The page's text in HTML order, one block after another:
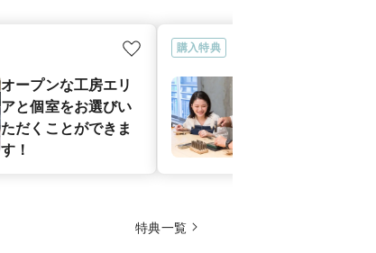
オープンな工房エリ
アと個室をお選びい
ただくことができま
す！
購入特典
特典一覧